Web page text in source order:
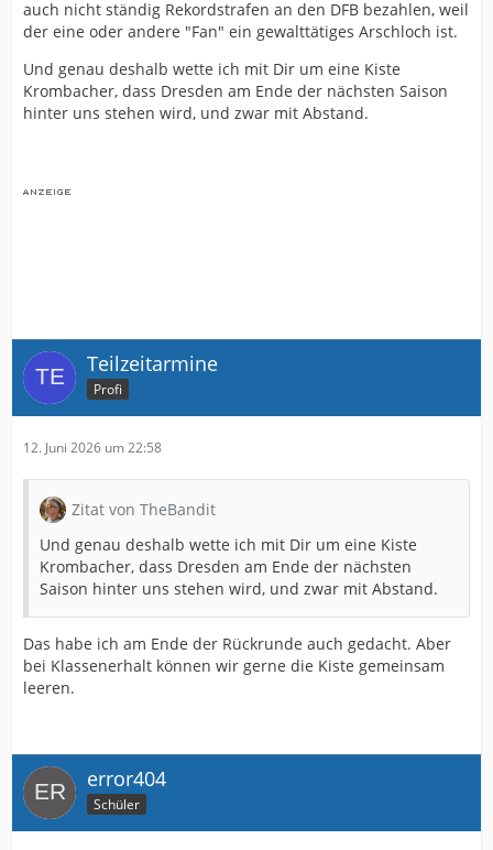
auch nicht ständig Rekordstrafen an den DFB bezahlen, weil
der eine oder andere "Fan" ein gewalttätiges Arschloch ist.
Und genau deshalb wette ich mit Dir um eine Kiste
Krombacher, dass Dresden am Ende der nächsten Saison
hinter uns stehen wird, und zwar mit Abstand.
Teilzeitarmine
Profi
12. Juni 2026 um 22:58
Zitat von TheBandit
Und genau deshalb wette ich mit Dir um eine Kiste
Krombacher, dass Dresden am Ende der nächsten
Saison hinter uns stehen wird, und zwar mit Abstand.
Das habe ich am Ende der Rückrunde auch gedacht. Aber
bei Klassenerhalt können wir gerne die Kiste gemeinsam
leeren.
error404
Schüler